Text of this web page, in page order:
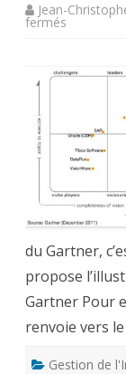
Jean-
fermés
Gartner
des
données
clients
du Gartner,
propose
Gartner Pour
renvoie vers
Gestion de